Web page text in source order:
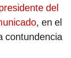
del
, en el
contundencia